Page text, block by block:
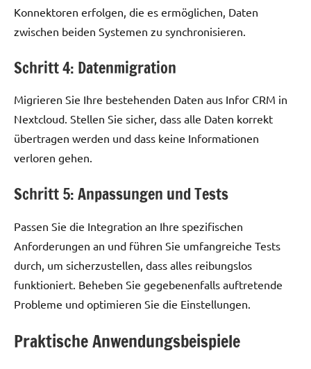
Konnektoren erfolgen, die es ermöglichen, Daten
zwischen beiden Systemen zu synchronisieren.
Schritt 4: Datenmigration
Migrieren Sie Ihre bestehenden Daten aus Infor CRM in
Nextcloud. Stellen Sie sicher, dass alle Daten korrekt
übertragen werden und dass keine Informationen
verloren gehen.
Schritt 5: Anpassungen und Tests
Passen Sie die Integration an Ihre spezifischen
Anforderungen an und führen Sie umfangreiche Tests
durch, um sicherzustellen, dass alles reibungslos
funktioniert. Beheben Sie gegebenenfalls auftretende
Probleme und optimieren Sie die Einstellungen.
Praktische Anwendungsbeispiele